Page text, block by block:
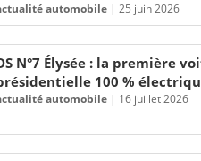
automobile | 25 juin 2026
N°7 Élysée : la première
100 %
automobile | 16 juillet 2026